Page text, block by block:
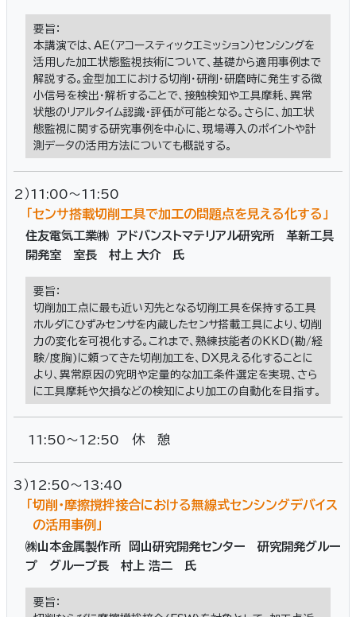
要旨：
本講演では、AE（アコースティックエミッション）センシングを
活用した加工状態監視技術について、基礎から適用事例まで
解説する。金型加工における切削・研削・研磨時に発生する微
小信号を検出・解析することで、接触検知や工具摩耗、異常
状態のリアルタイム認識・評価が可能となる。さらに、加工状
態監視に関する研究事例を中心に、現場導入のポイントや計
測データの活用方法についても概説する。
2）11:00～11:50
「センサ搭載切削工具で加工の問題点を見える化する」
住友電気工業㈱ アドバンストマテリアル研究所 革新工具
開発室 室長 村上 大介 氏
要旨：
切削加工点に最も近い刃先となる切削工具を保持する工具
ホルダにひずみセンサを内蔵したセンサ搭載工具により、切削
力の変化を可視化する。これまで、熟練技能者のKKD(勘/経
験/度胸)に頼ってきた切削加工を、DX見える化することに
より、異常原因の究明や定量的な加工条件選定を実現、さら
に工具摩耗や欠損などの検知により加工の自動化を目指す。
11:50～12:50 休 憩
3）12:50～13:40
「切削・摩擦撹拌接合における無線式センシングデバイス
の活用事例」
㈱山本金属製作所 岡山研究開発センター 研究開発グルー
プ グループ長 村上 浩二 氏
要旨：